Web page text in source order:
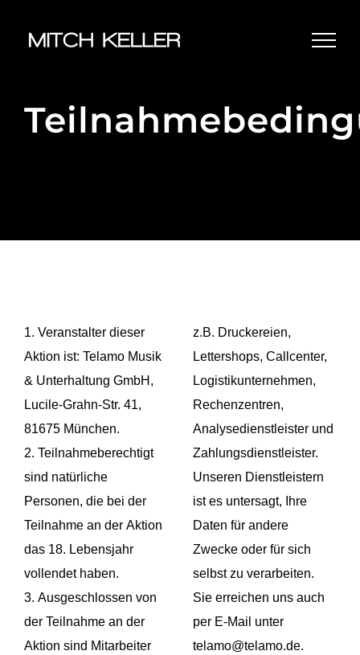
Inhalt
1. Veranstalter dieser
Aktion ist: Telamo Musik
& Unterhaltung GmbH,
Lucile-Grahn-Str. 41,
81675 München.
2. Teilnahmeberechtigt
sind natürliche
Personen, die bei der
Teilnahme an der Aktion
das 18. Lebensjahr
vollendet haben.
3. Ausgeschlossen von
der Teilnahme an der
Aktion sind Mitarbeiter
z.B. Druckereien,
Lettershops, Callcenter,
Logistikunternehmen,
Rechenzentren,
Analysedienstleister und
Zahlungsdienstleister.
Unseren Dienstleistern
ist es untersagt, Ihre
Daten für andere
Zwecke oder für sich
selbst zu verarbeiten.
Sie erreichen uns auch
per E-Mail unter
telamo@telamo.de.